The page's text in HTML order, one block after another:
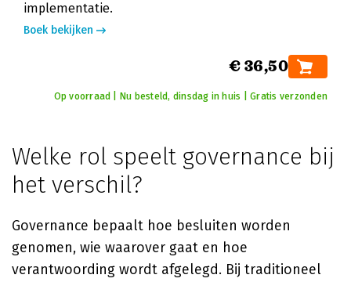
implementatie.
Boek bekijken
€ 36,50
Op voorraad | Nu besteld, dinsdag in huis | Gratis verzonden
Welke rol speelt governance bij
het verschil?
Governance bepaalt hoe besluiten worden
genomen, wie waarover gaat en hoe
verantwoording wordt afgelegd. Bij traditioneel